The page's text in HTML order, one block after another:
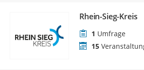
Rhein-Sieg-Kreis
1 Umfrage
15